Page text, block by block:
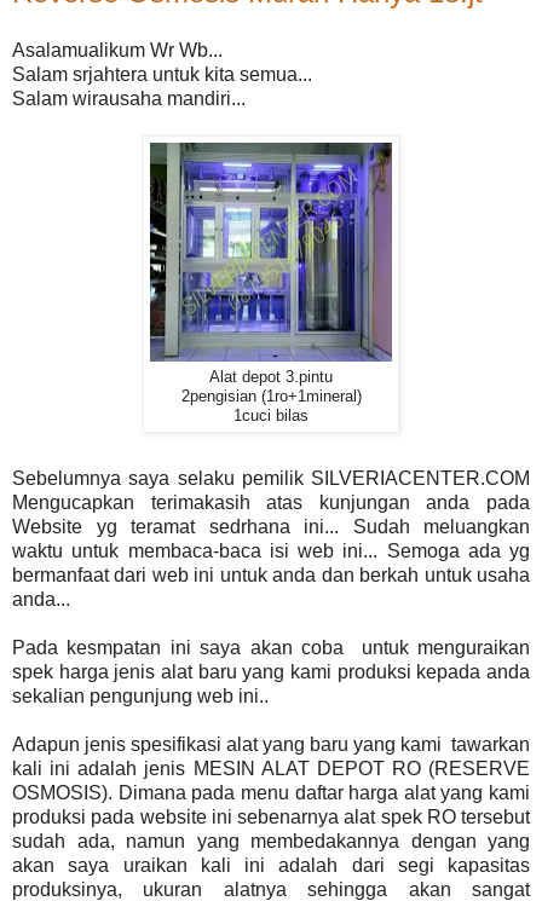
Asalamualikum Wr Wb...
Salam srjahtera untuk kita semua...
Salam wirausaha mandiri...
Alat depot 3.pintu
2pengisian (1ro+1mineral)
1cuci bilas
Sebelumnya saya selaku pemilik SILVERIACENTER.COM
Mengucapkan terimakasih atas kunjungan anda pada
Website yg teramat sedrhana ini... Sudah meluangkan
waktu untuk membaca-baca isi web ini... Semoga ada yg
bermanfaat dari web ini untuk anda dan berkah untuk usaha
anda...
Pada kesmpatan ini saya akan coba untuk menguraikan
spek harga jenis alat baru yang kami produksi kepada anda
sekalian pengunjung web ini..
Adapun jenis spesifikasi alat yang baru yang kami tawarkan
kali ini adalah jenis MESIN ALAT DEPOT RO (RESERVE
OSMOSIS). Dimana pada menu daftar harga alat yang kami
produksi pada website ini sebenarnya alat spek RO tersebut
sudah ada, namun yang membedakannya dengan yang
akan saya uraikan kali ini adalah dari segi kapasitas
produksinya, ukuran alatnya sehingga akan sangat